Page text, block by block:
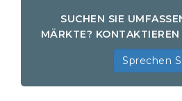
SUCHEN SIE
MÄRKTE?
Sprechen